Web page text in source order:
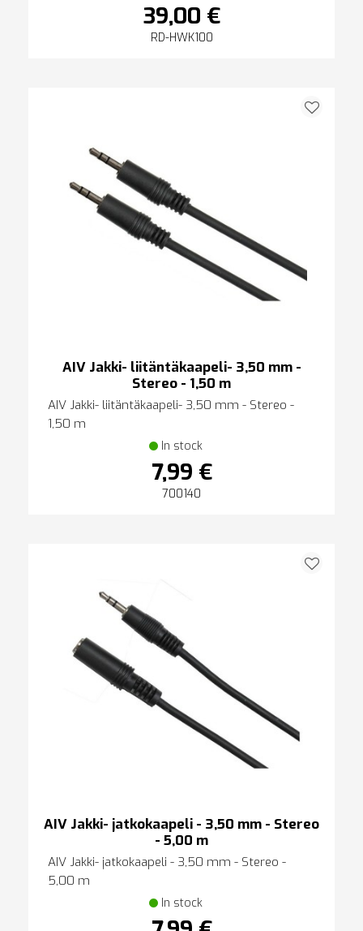
39,00 €
RD-HWK100
AIV Jakki- liitäntäkaapeli- 3,50 mm -
Stereo - 1,50 m
AIV Jakki- liitäntäkaapeli- 3,50 mm - Stereo -
1,50 m
In stock
7,99 €
700140
AIV Jakki- jatkokaapeli - 3,50 mm - Stereo
- 5,00 m
AIV Jakki- jatkokaapeli - 3,50 mm - Stereo -
5,00 m
In stock